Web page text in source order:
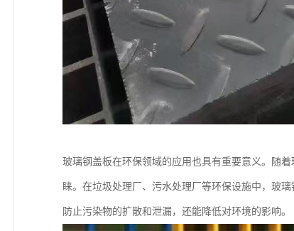
玻璃钢盖板在环保领域的应用也具有重要意义。随
睐。在垃圾处理厂、污水处理厂等环保设施中，玻
防止污染物的扩散和泄漏，还能降低对环境的影响。